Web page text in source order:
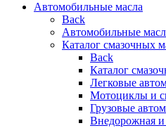
Автомобильные масла
Back
Автомобильные
Каталог смазочных
Back
Каталог
Легковые
Мотоциклы и
Грузовые
Внедорожная и